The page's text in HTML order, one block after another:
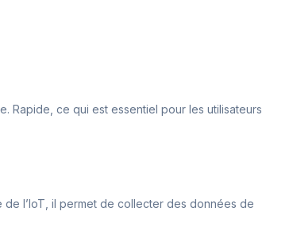
Rapide, ce qui est essentiel pour les utilisateurs
de l’IoT, il permet de collecter des données de